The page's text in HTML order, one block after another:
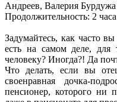
Андреев, Валерия Бурдужа
Продолжительность: 2
Задумайтесь, как часто
есть на самом деле, для
человеку? Иногда?! Да
Что делать, если вы
своенравная дочка-
пенсионер, которого ни